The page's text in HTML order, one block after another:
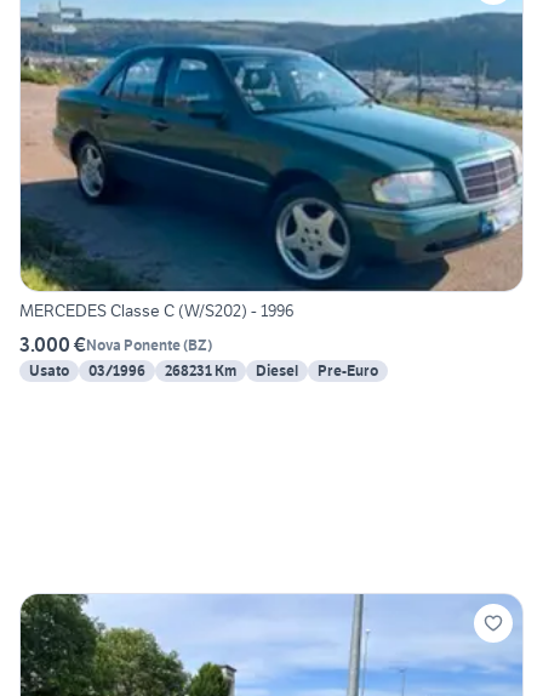
MERCEDES Classe C (W/S202) - 1996
3.000 €Nova Ponente(BZ)
Usato
03/1996 268231 Km Diesel Pre-Euro